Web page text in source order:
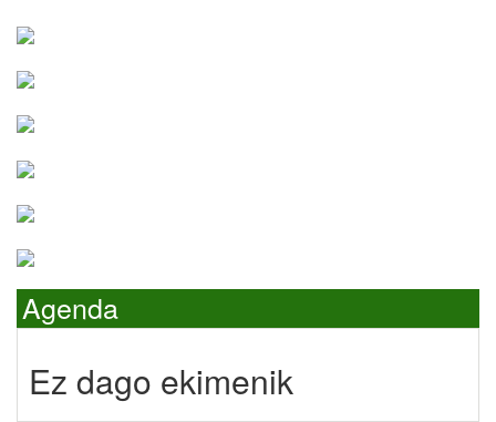
Agenda
Ez dago ekimenik